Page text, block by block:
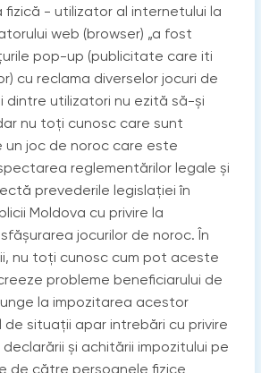
fizică - utilizator al internetului la
web (browser) „a fost
pop-up (publicitate care iti
cu reclama diverselor jocuri de
dintre utilizatori nu ezită să-și
nu toți cunosc care sunt
joc de noroc care este
reglementărilor legale și
prevederile legislației în
Moldova cu privire la
jocurilor de noroc. În
nu toți cunosc cum pot aceste
probleme beneficiarului de
la impozitarea acestor
situații apar intrebări cu privire
și achitării impozitului pe
de către persoanele fizice